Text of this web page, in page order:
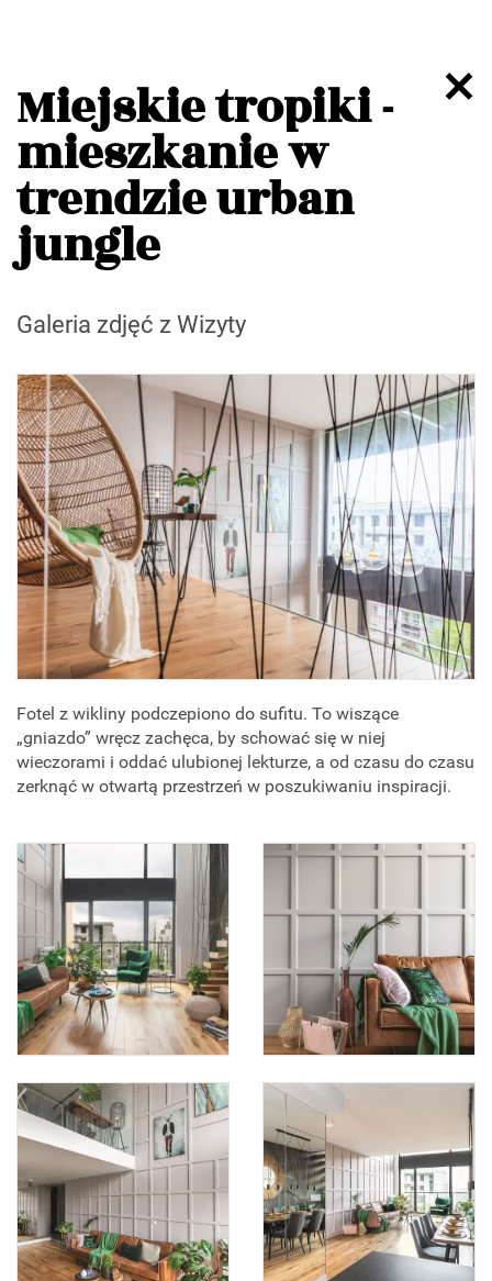
Miejskie tropiki -
mieszkanie w
trendzie urban
jungle
Galeria zdjęć z Wizyty
Fotel z wikliny podczepiono do sufitu. To wiszące
„gniazdo” wręcz zachęca, by schować się w niej
wieczorami i oddać ulubionej lekturze, a od czasu do czasu
zerknąć w otwartą przestrzeń w poszukiwaniu inspiracji.